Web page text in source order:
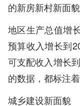
的新房新村新面
地区生产总值增
预算收入增长到
可支配收入增长
的数据，都标注
城乡建设新面貌